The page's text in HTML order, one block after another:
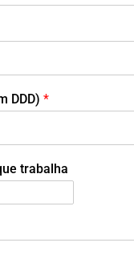
DDD) *
trabalha